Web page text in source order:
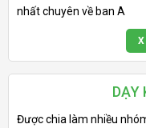
nhất chuyên về ban A
DẠY
Được chia làm nhiều